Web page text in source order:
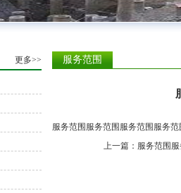
更多>> 服务范围
服务范围服务范围服务范围服务
上一篇： 服务范围